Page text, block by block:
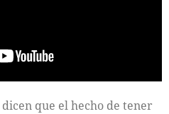
dicen que el hecho de tener